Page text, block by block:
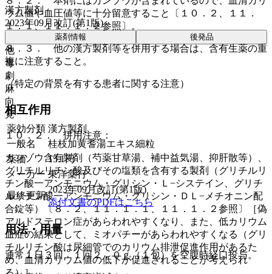
ウム値や血圧値等に十分留意すること〔１０．２、１１．
１．１、１１．１．２参照〕。
８．３． 他の漢方製剤等を併用する場合は、含有生薬の重
複に注意すること。
（特定の背景を有する患者に関する注意）
相互作用
１０．２． 併用注意：
カンゾウ含有製剤（芍薬甘草湯、補中益気湯、抑肝散等）、
グリチルリチン酸及びその塩類を含有する製剤（グリチルリ
チン酸一アンモニウム・グリシン・Ｌ−システイン、グリチ
ルリチン酸一アンモニウム・グリシン・ＤＬ−メチオニン配
合錠等）〔８．２、１１．１．１、１１．１．２参照〕［偽
アルドステロン症があらわれやすくなり、また、低カリウム
血症の結果として、ミオパチーがあらわれやすくなる（グリ
チルリチン酸は尿細管でのカリウム排泄促進作用があるた
め、血清カリウム値の低下が促進されることが考えられ
漢方製剤
2023年09月改訂(第1版)
薬剤情報 後発品
他
毒
劇
麻
向
覚
薬効分類 漢方製剤
一般名
桂枝加黄耆湯エキス細粒
薬価
15.1円
メーカー 東洋薬行
最終更新
2023年09月改訂(第1版)
添付文書のPDFはこちら
用法・用量
通常１日３回 １回２．０ｇ（１包）を空腹時経口投与。